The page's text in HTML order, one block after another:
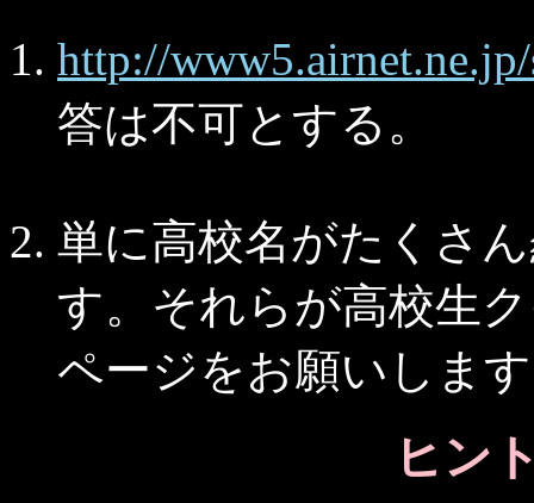
http://
答は不可とする。
単に高校名がたくさ
す。それらが高校生
ページをお願いしま
ヒン